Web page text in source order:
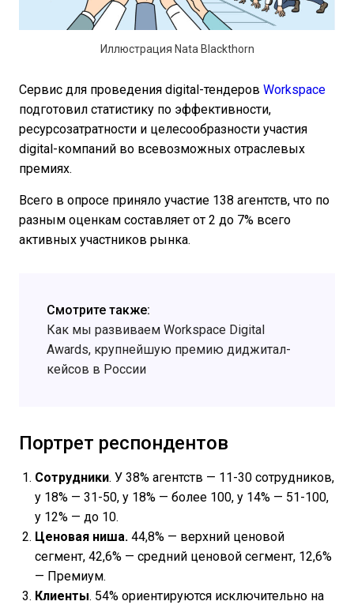
Иллюстрация Nata Blackthorn
Сервис для проведения digital-тендеров Workspace
подготовил статистику по эффективности,
ресурсозатратности и целесообразности участия
digital-компаний во всевозможных отраслевых
премиях.
Всего в опросе приняло участие 138 агентств, что по
разным оценкам составляет от 2 до 7% всего
активных участников рынка.
Смотрите также:
Как мы развиваем Workspace Digital
Awards, крупнейшую премию диджитал-
кейсов в России
Портрет респондентов
Сотрудники. У 38% агентств — 11-30 сотрудников,
у 18% — 31-50, у 18% — более 100, у 14% — 51-100,
у 12% — до 10.
Ценовая ниша. 44,8% — верхний ценовой
сегмент, 42,6% — средний ценовой сегмент, 12,6%
— Премиум.
Клиенты. 54% ориентируются исключительно на